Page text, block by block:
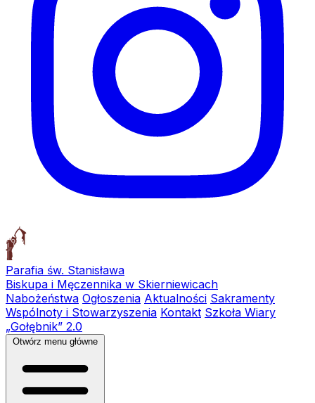
Parafia św. Stanisława
Biskupa i Męczennika w Skierniewicach
Nabożeństwa Ogłoszenia Aktualności Sakramenty
Wspólnoty i Stowarzyszenia Kontakt Szkoła Wiary
„Gołębnik” 2.0
Otwórz menu główne